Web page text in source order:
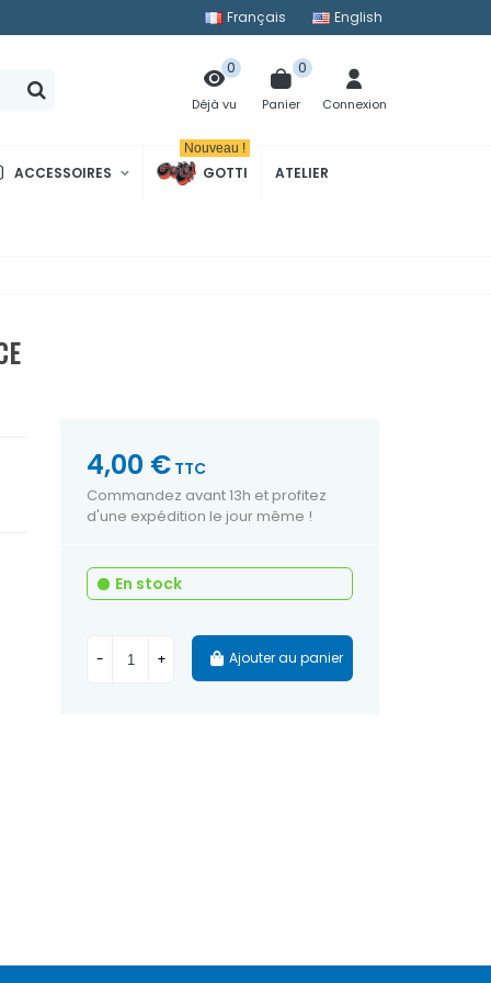
Français English
Déjà vu
0
Panier
0
Connexion
ACCESSOIRES GOTTI
Nouveau !
ATELIER
4,00 € TTC
Commandez avant 13h et profitez
d'une expédition le jour même !
En stock
- + Ajouter au panier